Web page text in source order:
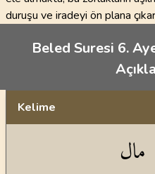
duruşu ve iradeyi ön plana
Beled Suresi 6.
Kelime
مال